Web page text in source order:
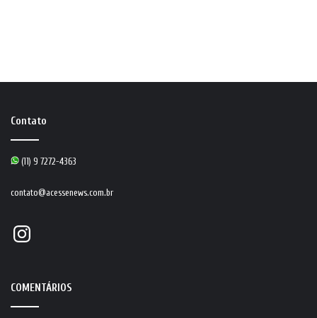
Contato
(11) 9 7272-4363
contato@acessenews.com.br
Instagram
COMENTÁRIOS